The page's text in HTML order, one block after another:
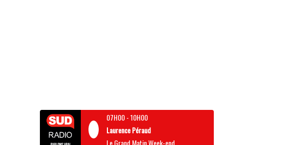
07H00-10H00
Laurence Péraud
Le Grand Matin Week-end